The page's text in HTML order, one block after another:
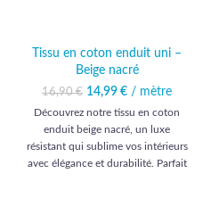
Tissu en coton enduit uni –
Beige nacré
16,90€
Le prix initial était :
16,90 €.
14,99 €
Le prix
actuel est :
14,99 €.
/ mètre
Découvrez notre tissu en coton
enduit beige nacré, un luxe
résistant qui sublime vos intérieurs
avec élégance et durabilité. Parfait